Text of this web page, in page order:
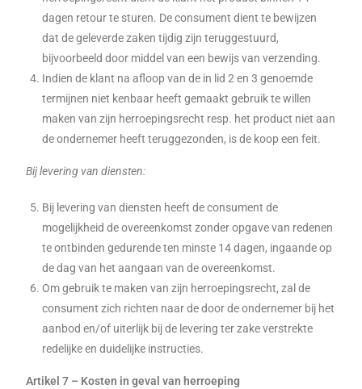
dagen retour te sturen. De consument dient te bewijzen
dat de geleverde zaken tijdig zijn teruggestuurd,
bijvoorbeeld door middel van een bewijs van verzending.
Indien de klant na afloop van de in lid 2 en 3 genoemde
termijnen niet kenbaar heeft gemaakt gebruik te willen
maken van zijn herroepingsrecht resp. het product niet aan
de ondernemer heeft teruggezonden, is de koop een feit.
Bij levering van diensten:
Bij levering van diensten heeft de consument de
mogelijkheid de overeenkomst zonder opgave van redenen
te ontbinden gedurende ten minste 14 dagen, ingaande op
de dag van het aangaan van de overeenkomst.
Om gebruik te maken van zijn herroepingsrecht, zal de
consument zich richten naar de door de ondernemer bij het
aanbod en/of uiterlijk bij de levering ter zake verstrekte
redelijke en duidelijke instructies.
Artikel 7 – Kosten in geval van herroeping